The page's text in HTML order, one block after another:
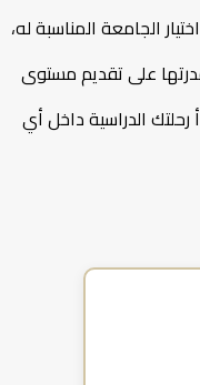
الجامعة المناسبة له،
على تقديم مستوى
الدراسية داخل أي